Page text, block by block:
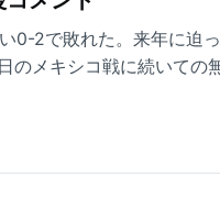
0-2で敗れた。来年に迫
のメキシコ戦に続いての
って、それぞれが所属す
のコメントをお届けする